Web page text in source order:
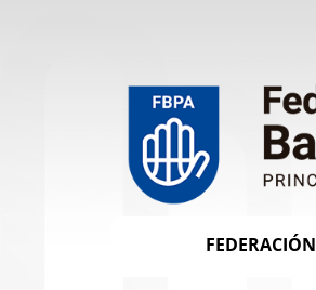
FEDERACIÓN